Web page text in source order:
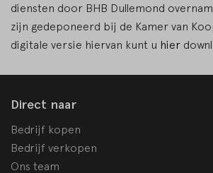
diensten door BHB Dullemond
zijn gedeponeerd bij de Kamer van
digitale versie hiervan kunt u hier
Direct naar
Bedrijf kopen
Bedrijf verkopen
Ons team